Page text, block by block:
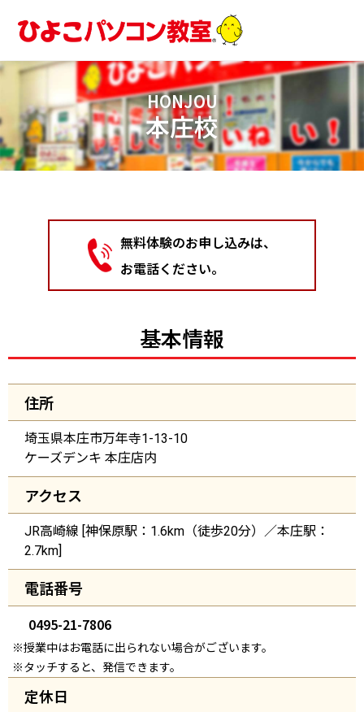
ス
プ
HONJOU
本庄校
無料体験のお申し込みは、
お電話ください。
基本情報
住所
埼玉県本庄市万年寺1-13-10
ケーズデンキ 本庄店内
アクセス
JR高崎線 [神保原駅：1.6km（徒歩20分）／本庄駅：
2.7km]
電話番号
0495-21-7806
※授業中はお電話に出られない場合がございます。
※タッチすると、発信できます。
定休日